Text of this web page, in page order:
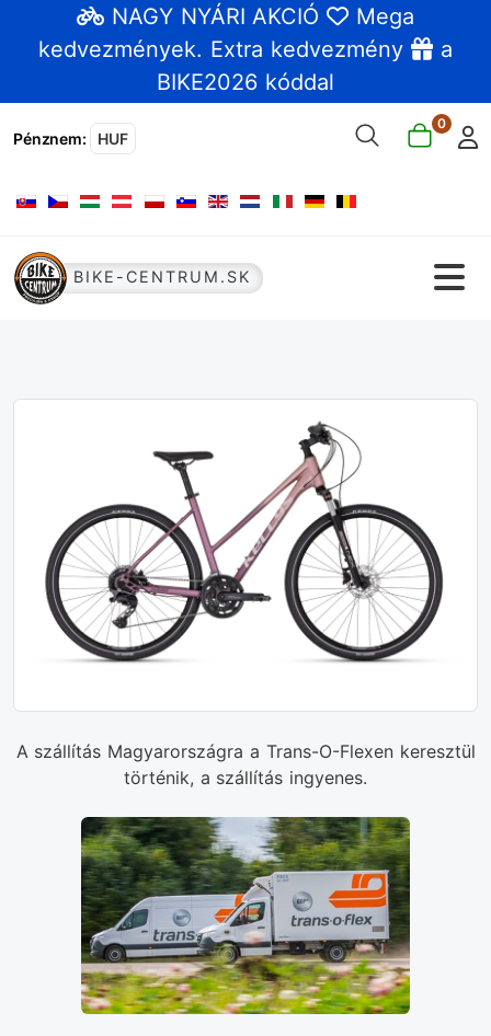
NAGY NYÁRI AKCIÓ
Mega
kedvezmények. Extra kedvezmény
a
BIKE2026 kóddal
Pénznem: HUF
0
Válasszon nyelvet
BIKE-CENTRUM.SK
A szállítás Magyarországra a Trans-O-Flexen keresztül
történik, a szállítás ingyenes.